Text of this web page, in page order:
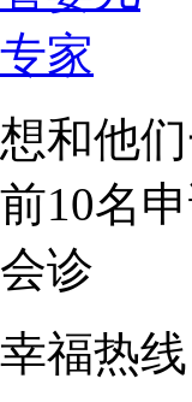
想和他
前10名
会诊
幸福热线